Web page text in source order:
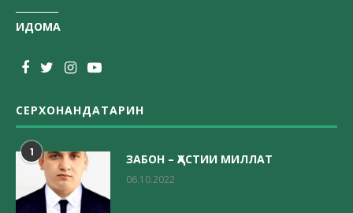
ИДОМА
СЕРХОНАНДАТАРИН
1 ЗАБОН – ҲАСТИИ МИЛЛАТ
06.10.2022